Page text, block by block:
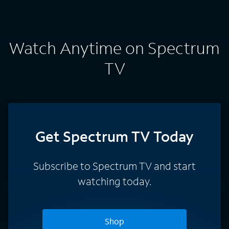
Watch Anytime on Spectrum
TV
Get Spectrum TV Today
Subscribe to Spectrum TV and start
watching today.
Shop